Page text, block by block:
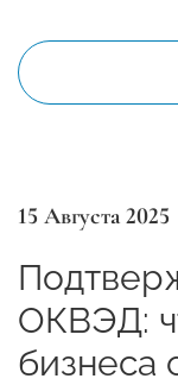
15 Августа 2025
ОКВЭД:
бизнеса